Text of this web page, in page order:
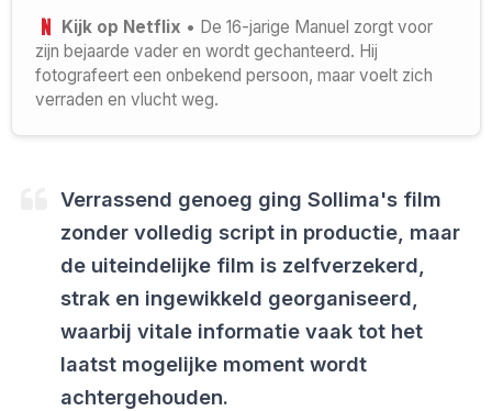
Kijk op Netflix • De 16-jarige Manuel zorgt voor
zijn bejaarde vader en wordt gechanteerd. Hij
fotografeert een onbekend persoon, maar voelt zich
verraden en vlucht weg.
Verrassend genoeg ging Sollima's film
zonder volledig script in productie, maar
de uiteindelijke film is zelfverzekerd,
strak en ingewikkeld georganiseerd,
waarbij vitale informatie vaak tot het
laatst mogelijke moment wordt
achtergehouden.